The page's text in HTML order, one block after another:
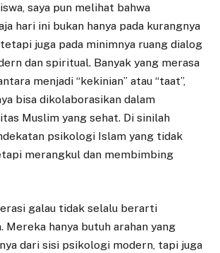
saya pun melihat bahwa
hari ini bukan hanya pada kurangnya
juga pada minimnya ruang dialog
dan spiritual. Banyak yang merasa
menjadi “kekinian” atau “taat”,
bisa dikolaborasikan dalam
Muslim yang sehat. Di sinilah
psikologi Islam yang tidak
merangkul dan membimbing
galau tidak selalu berarti
Mereka hanya butuh arahan yang
dari sisi psikologi modern, tapi juga